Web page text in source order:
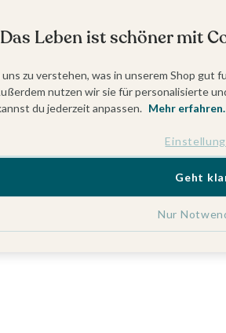
Das Leben ist schöner mit
uns zu verstehen, was in unserem Shop
nutzen wir sie für personalisierte
du jederzeit anpassen. Mehr erfahren.
Nur
Geht